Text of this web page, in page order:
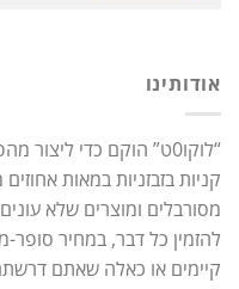
אודותינו
“לוקו0ט” הוקם כדי
קניות בזבזניות במאות
מסורבלים ומוצרים שלא
להזמין כל דבר, במחיר
קיימים או כאלה שאתם